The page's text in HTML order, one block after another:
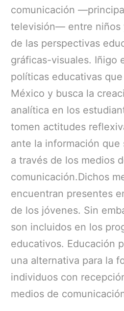
comunicación
televisión— entre niños
de las perspectivas
gráficas-visuales. Iñigo
políticas educativas
México y busca la
analítica en los
tomen actitudes
ante la información que
a través de los medios
comunicación.Dichos
encuentran presentes
de los jóvenes. Sin
son incluidos en los
educativos. Educación
una alternativa para la
individuos con
medios de